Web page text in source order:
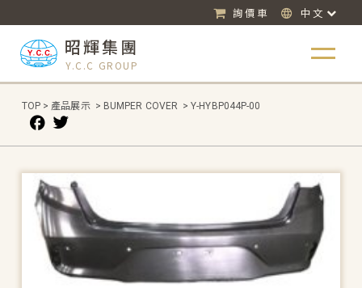
詢價車 中文
昭輝集團
Y.C.C GROUP
TOP > 產品展示 > BUMPER COVER > Y-HYBP044P-00